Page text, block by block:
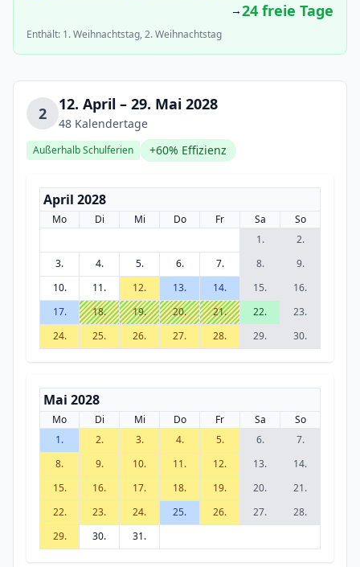
→24 freie Tage
Enthält: 1. Weihnachtstag, 2. Weihnachtstag
2 12. April – 29. Mai 2028
48 Kalendertage
Außerhalb Schulferien +60% Effizienz
April 2028
Mo Di Mi Do Fr Sa
So
1.
2.
3.
4. 5. 6. 7. 8.
9.
10.
11. 12. 13. 14. 15.
16.
17.
18. 19. 20. 21. 22.
23.
24.
25. 26. 27. 28. 29. 30.
Mai 2028
Mo Di Mi Do Fr Sa
So
1.
2. 3. 4. 5. 6.
7.
8.
9. 10. 11. 12. 13.
14.
15.
16. 17. 18. 19. 20.
21.
22.
23. 24. 25. 26. 27.
28.
29.
30. 31.